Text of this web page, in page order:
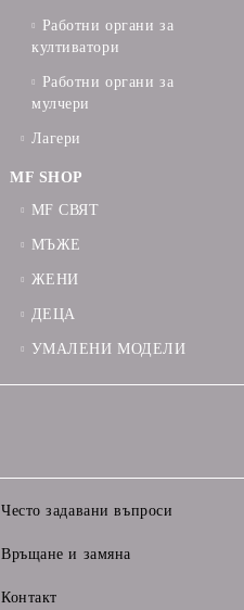
Работни органи за
култиватори
Работни органи за
мулчери
Лагери
MF SHOP
MF СВЯТ
МЪЖЕ
ЖЕНИ
ДЕЦА
УМАЛЕНИ МОДЕЛИ
Често задавани въпроси
Връщане и замяна
Контакт